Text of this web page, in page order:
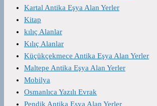
Kartal Antika Eşya Alan Yerler
Kitap
kılıç Alanlar
Kılıç Alanlar
Küçükçekmece Antika Eşya Alan Yerler
Maltepe Antika Eşya Alan Yerler
Mobilya
Osmanlıca Yazılı Evrak
Pendik Antika Eşya Alan Yerler